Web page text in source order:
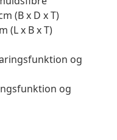
(B x D x T)
(L x B x T)
og
og